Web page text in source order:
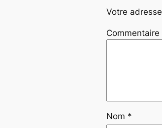
Votre
Commentaire
Nom *